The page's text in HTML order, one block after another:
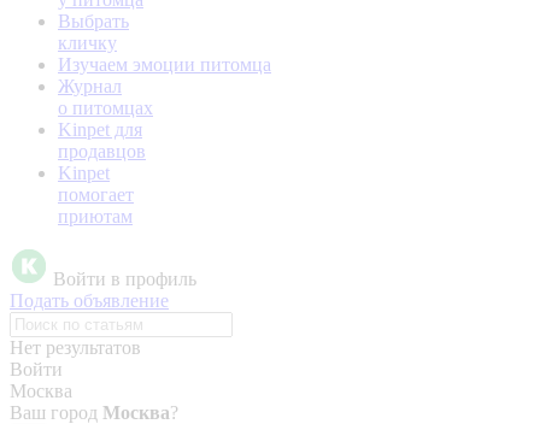
Выбрать
кличку
Изучаем эмоции питомца
Журнал
о питомцах
Kinpet для
продавцов
Kinpet
помогает
приютам
Войти в профиль
Подать объявление
Нет результатов
Войти
Москва
Ваш город Москва?